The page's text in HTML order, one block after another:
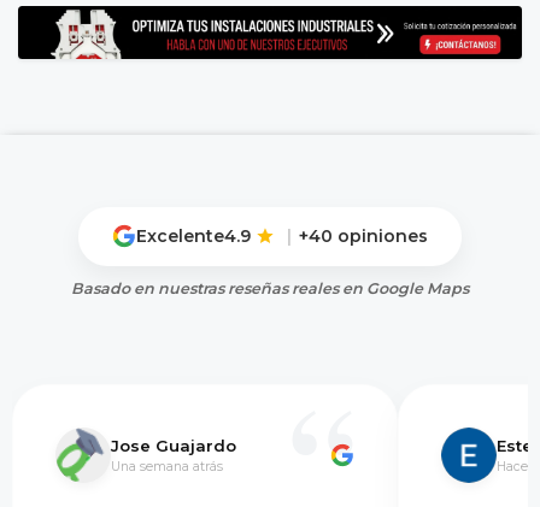
Excelente4.9 | +40 opiniones
Basado en nuestras reseñas reales en Google Maps
Jose Guajardo
Una semana atrás Hace